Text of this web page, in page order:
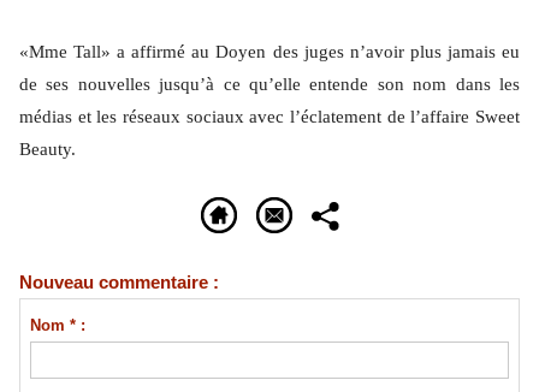
«Mme Tall» a affirmé au Doyen des juges n’avoir plus jamais eu
de ses nouvelles jusqu’à ce qu’elle entende son nom dans les
médias et les réseaux sociaux avec l’éclatement de l’affaire Sweet
Beauty.
Nouveau commentaire :
Nom * :